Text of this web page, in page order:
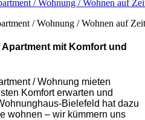
/ Wohnung / Wohnen auf
mit Komfort und
/ Wohnung mieten
Komfort erwarten und
Bielefeld hat dazu
wohnen – wir kümmern uns